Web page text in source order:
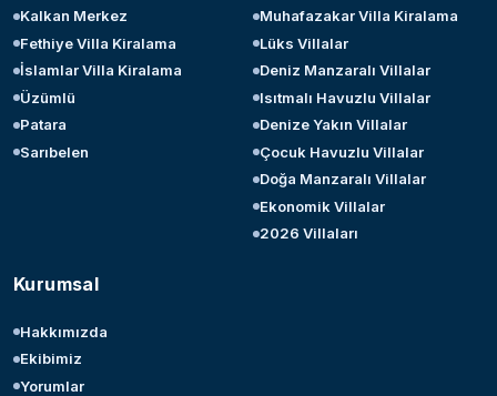
Kalkan Merkez
Fethiye Villa Kiralama
İslamlar Villa Kiralama
Üzümlü
Patara
Sarıbelen
Muhafazakar Villa Kiralama
Lüks Villalar
Deniz Manzaralı Villalar
Isıtmalı Havuzlu Villalar
Denize Yakın Villalar
Çocuk Havuzlu Villalar
Doğa Manzaralı Villalar
Ekonomik Villalar
2026 Villaları
Kurumsal
Hakkımızda
Ekibimiz
Yorumlar